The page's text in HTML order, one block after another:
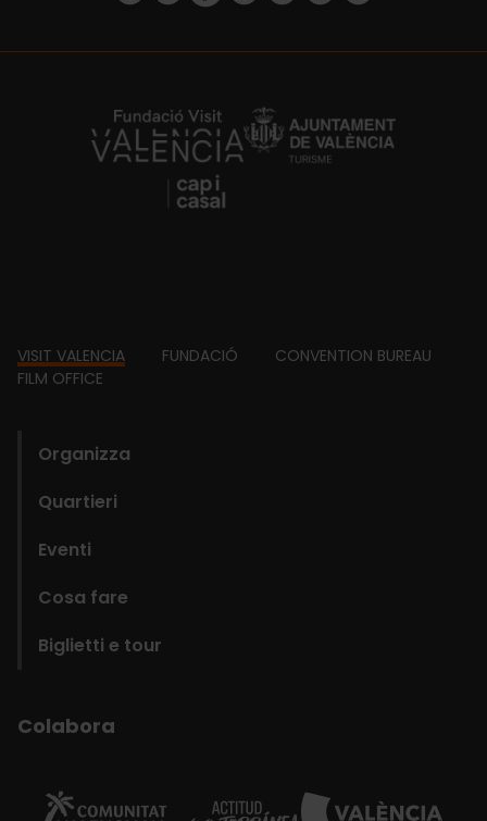
https://fundacion.visitvalencia.com/
Footer
VISIT VALENCIA FUNDACIÓ
CONVENTION BUREAU
FILM OFFICE
Organizza
Quartieri
Eventi
Cosa fare
Biglietti e tour
Colabora